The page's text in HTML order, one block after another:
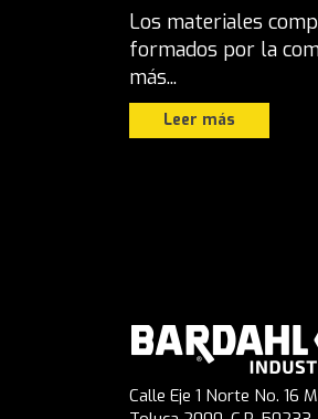
Los materiales
formados por la
más...
Leer más
Calle Eje 1 Norte No. 16